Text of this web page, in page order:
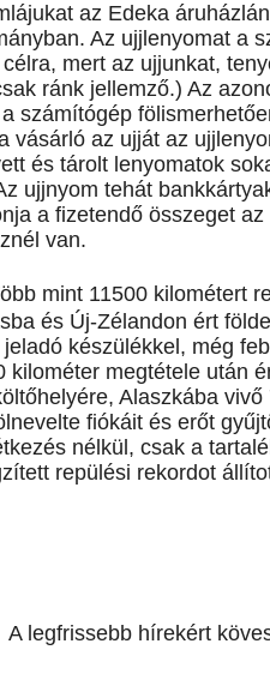
az Edeka
Az ujjlenyomat a
mert az ujjunkat,
ránk jellemző.) Az
számítógép
vásárló az ujját az
és tárolt lenyomatok
ujjnyom tehát
a fizetendő összeget
van.
mint 11500 kilométert
és Új-Zélandon ért
készülékkel, még
kilométer megtétele után
Alaszkába
fiókáit és erőt
nélkül, csak a
repülési rekordot
A legfrissebb hírekért